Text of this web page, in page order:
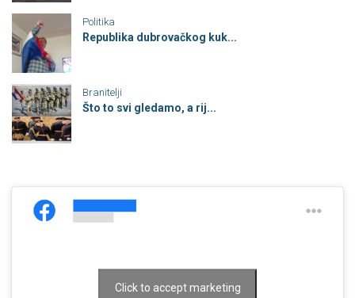
Politika
Republika dubrovačkog kuk...
Branitelji
Što to svi gledamo, a rij...
Click to accept marketing